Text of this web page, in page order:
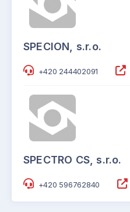
SPECION, s.r.o.
+420 244402091
SPECTRO CS, s.r.o.
+420 596762840